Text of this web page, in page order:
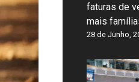
faturas de
mais
28 de Junho,